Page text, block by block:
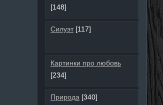
[148]
Силуэт [117]
Картинки про любовь
[234]
Природа [340]